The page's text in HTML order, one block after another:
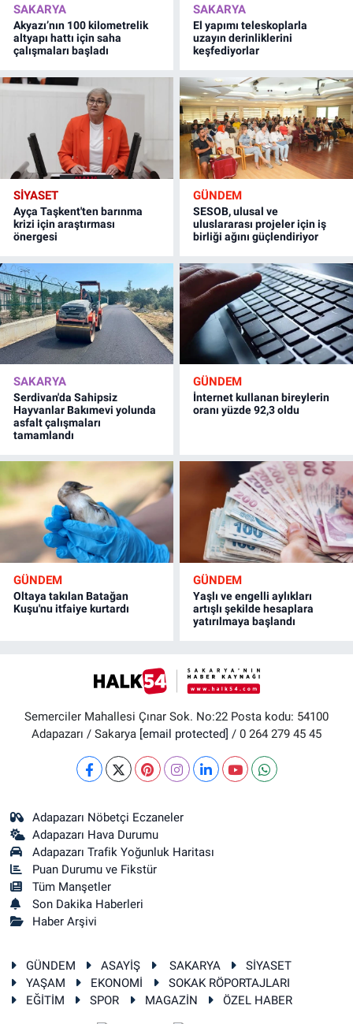
SAKARYA
Akyazı’nın 100 kilometrelik
altyapı hattı için saha
çalışmaları başladı
SAKARYA
El yapımı teleskoplarla
uzayın derinliklerini
keşfediyorlar
SİYASET
Ayça Taşkent'ten barınma
krizi için araştırması
önergesi
GÜNDEM
SESOB, ulusal ve
uluslararası projeler için iş
birliği ağını güçlendiriyor
SAKARYA
Serdivan'da Sahipsiz
Hayvanlar Bakımevi yolunda
asfalt çalışmaları
tamamlandı
GÜNDEM
İnternet kullanan bireylerin
oranı yüzde 92,3 oldu
GÜNDEM
Oltaya takılan Batağan
Kuşu'nu itfaiye kurtardı
GÜNDEM
Yaşlı ve engelli aylıkları
artışlı şekilde hesaplara
yatırılmaya başlandı
Semerciler Mahallesi Çınar Sok. No:22 Posta kodu: 54100
Adapazarı / Sakarya [email protected] / 0 264 279 45 45
Adapazarı Nöbetçi Eczaneler
Adapazarı Hava Durumu
Adapazarı Trafik Yoğunluk Haritası
Puan Durumu ve Fikstür
Tüm Manşetler
Son Dakika Haberleri
Haber Arşivi
GÜNDEM ASAYİŞ SAKARYA
SİYASET
YAŞAM
EKONOMİ
SOKAK RÖPORTAJLARI
EĞİTİM
SPOR MAGAZİN ÖZEL HABER